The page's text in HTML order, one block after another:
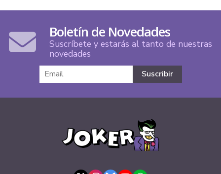
Boletín de Novedades
Suscríbete y estarás al tanto de nuestras
novedades